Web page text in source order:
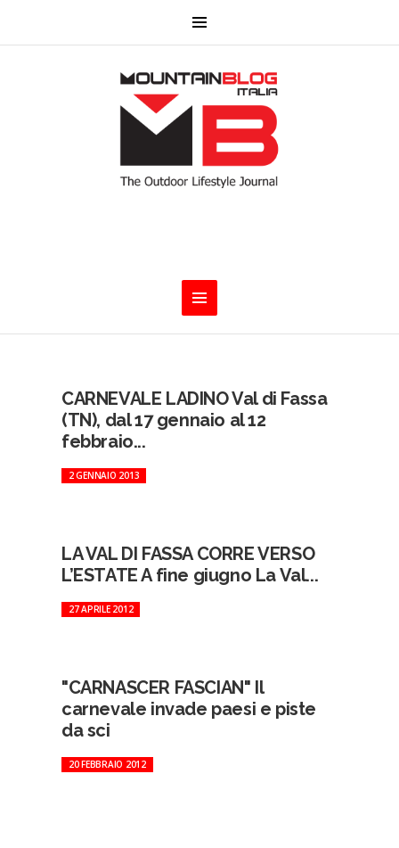
CARNEVALE LADINO Val di Fassa
(TN), dal 17 gennaio al 12
febbraio...
2 GENNAIO 2013
LA VAL DI FASSA CORRE VERSO
L’ESTATE A fine giugno La Val...
27 APRILE 2012
"CARNASCER FASCIAN" Il
carnevale invade paesi e piste
da sci
20 FEBBRAIO 2012